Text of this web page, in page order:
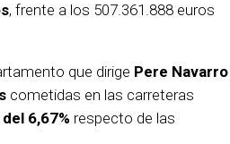
, frente a los 507.361.888 euros
que dirige Pere Navarro
cometidas en las carreteras
6,67% respecto de las